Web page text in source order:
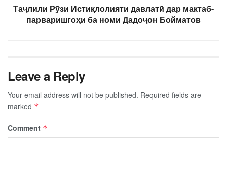
Таҷлили Рӯзи Истиқлолияти давлатӣ дар мактаб-
парваришгоҳи ба номи Дадоҷон Бойматов
Leave a Reply
Your email address will not be published. Required fields are
marked *
Comment *